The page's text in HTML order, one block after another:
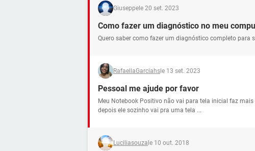
Giuseppe le 20 set. 2023
Como fazer um diagnóstico no meu
Quero saber como fazer um diagnóstico completo para
RafaellaGarciahs le 13 set. 2023
Pessoal me ajude por favor
Meu Notebook Positivo não vai para tela inicial faz
depois ele sozinho vai pra uma tela ...
Luciliasouza le 10 out. 2018